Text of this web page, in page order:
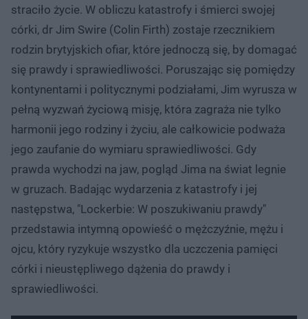
straciło życie. W obliczu katastrofy i śmierci swojej
córki, dr Jim Swire (Colin Firth) zostaje rzecznikiem
rodzin brytyjskich ofiar, które jednoczą się, by domagać
się prawdy i sprawiedliwości. Poruszając się pomiędzy
kontynentami i politycznymi podziałami, Jim wyrusza w
pełną wyzwań życiową misję, która zagraża nie tylko
harmonii jego rodziny i życiu, ale całkowicie podważa
jego zaufanie do wymiaru sprawiedliwości. Gdy
prawda wychodzi na jaw, pogląd Jima na świat legnie
w gruzach. Badając wydarzenia z katastrofy i jej
następstwa, "Lockerbie: W poszukiwaniu prawdy"
przedstawia intymną opowieść o mężczyźnie, mężu i
ojcu, który ryzykuje wszystko dla uczczenia pamięci
córki i nieustępliwego dążenia do prawdy i
sprawiedliwości.